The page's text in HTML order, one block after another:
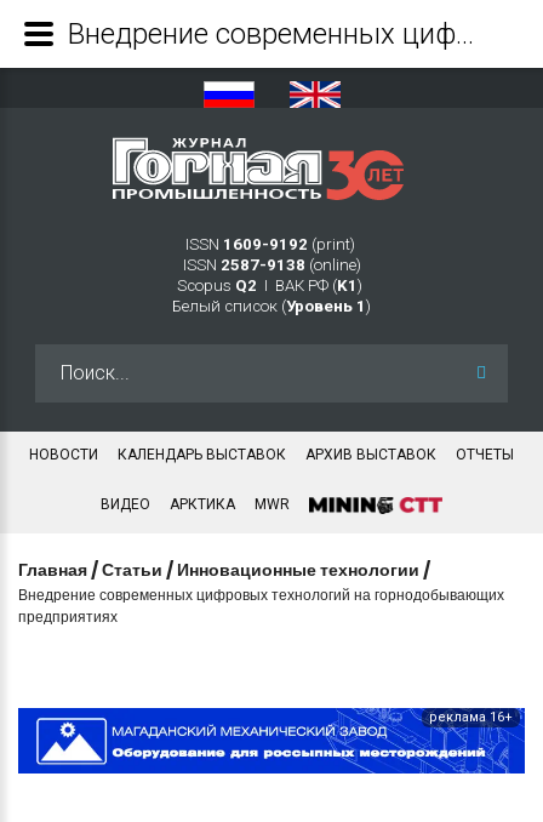
ISSN 1609-9192 (print)
ISSN 2587-9138 (online)
Scopus Q2 Ι ВАК РФ (K1 )
Белый список (Уровень 1 )
НОВОСТИ КАЛЕНДАРЬ ВЫСТАВОК АРХИВ ВЫСТАВОК ОТЧЕТЫ
ВИДЕО АРКТИКА MWR
Главная /Статьи / Инновационные технологии /
Внедрение современных цифровых технологий на горнодобывающих
предприятиях
реклама 16+
Внедрение современных цифровых технологий на горнодобывающих предприятиях - Журнал Горная промышленность